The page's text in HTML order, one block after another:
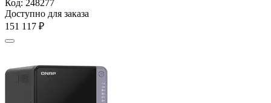
Код: 248277
Доступно для заказа
151 117 ₽